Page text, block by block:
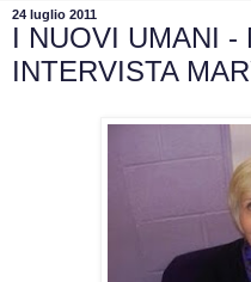
24 luglio 2011
I NUOVI UMANI -
INTERVISTA